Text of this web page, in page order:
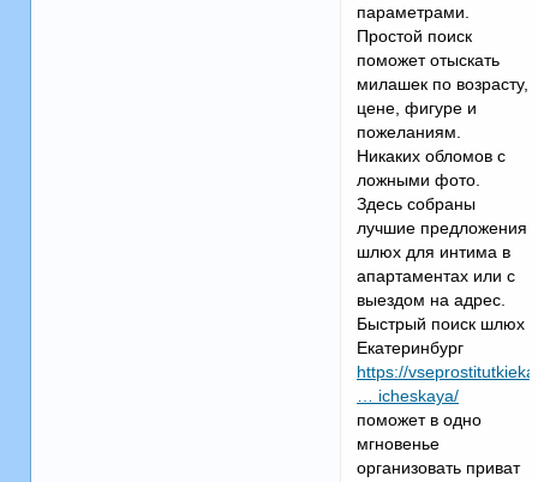
параметрами.
Простой поиск
поможет отыскать
милашек по возрасту,
цене, фигуре и
пожеланиям.
Никаких обломов с
ложными фото.
Здесь собраны
лучшие предложения
шлюх для интима в
апартаментах или с
выездом на адрес.
Быстрый поиск шлюх
Екатеринбург
https://
… icheskaya/
поможет в одно
мгновенье
организовать приват